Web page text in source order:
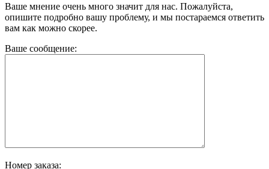
Ваше мнение очень много значит для нас. Пожалуйста,
опишите подробно вашу проблему, и мы постараемся ответить
вам как можно скорее.
Ваше сообщение:
Номер заказа: